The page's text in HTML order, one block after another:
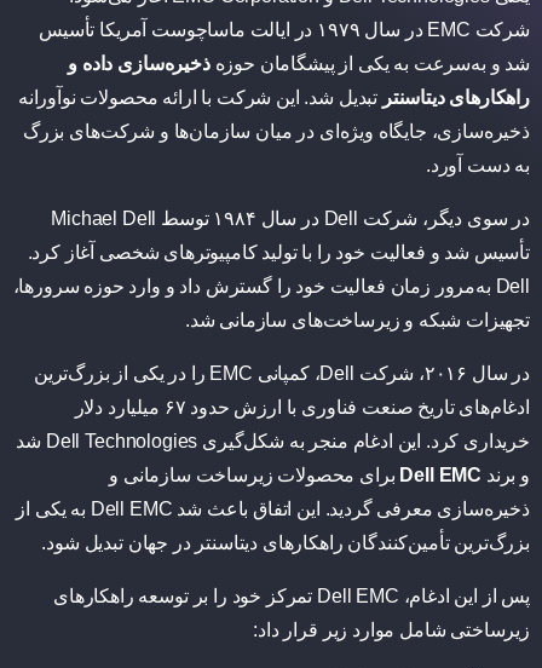
شرکت EMC در سال ۱۹۷۹ در ایالت ماساچوست آمریکا تأسیس
شد و به‌سرعت به یکی از پیشگامان حوزهذخیره‌سازی داده و
راهکارهای دیتاسنتر تبدیل شد. این شرکت با ارائه محصولات نوآورانه
ذخیره‌سازی، جایگاه ویژه‌ای در میان سازمان‌ها و شرکت‌های بزرگ
به دست آورد.
در سوی دیگر، شرکت Dell در سال ۱۹۸۴ توسط
Michael Dell
تأسیس شد و فعالیت خود را با تولید کامپیوترهای شخصی آغاز کرد.
Dell به‌مرور زمان فعالیت خود را گسترش داد و وارد حوزه سرورها،
تجهیزات شبکه و زیرساخت‌های سازمانی شد.
در سال ۲۰۱۶، شرکت Dell، کمپانی EMC را در یکی از بزرگ‌ترین
ادغام‌های تاریخ صنعت فناوری با ارزش حدود ۶۷ میلیارد دلار
خریداری کرد. این ادغام منجر به شکل‌گیری Dell Technologies شد
و برند Dell EMC برای محصولات زیرساخت سازمانی و
ذخیره‌سازی معرفی گردید. این اتفاق باعث شد Dell EMC به یکی از
بزرگ‌ترین تأمین‌کنندگان راهکارهای دیتاسنتر در جهان تبدیل شود.
پس از این ادغام، Dell EMC تمرکز خود را بر توسعه راهکارهای
زیرساختی شامل موارد زیر قرار داد: